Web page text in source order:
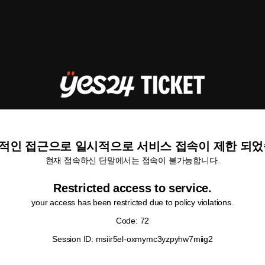
인 접근으로 일시적으로 서비스 접속이 제한 되
현재 접속하신 단말에서는 접속이 불가능합니다.
Restricted access to service.
your access has been restricted due to policy violations.
Code: 72
Session ID: msiir5el-oxmymc3yzpyhw7miig2